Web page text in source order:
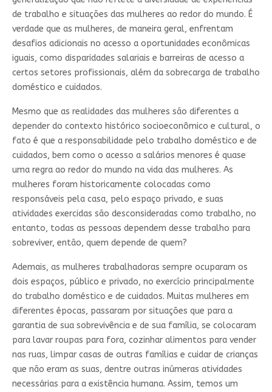
de trabalho e situações das mulheres ao redor do mundo. É
verdade que as mulheres, de maneira geral, enfrentam
desafios adicionais no acesso a oportunidades econômicas
iguais, como disparidades salariais e barreiras de acesso a
certos setores profissionais, além da sobrecarga de trabalho
doméstico e cuidados.
Mesmo que as realidades das mulheres são diferentes a
depender do contexto histórico socioeconômico e cultural, o
fato é que a responsabilidade pelo trabalho doméstico e de
cuidados, bem como o acesso a salários menores é quase
uma regra ao redor do mundo na vida das mulheres. As
mulheres foram historicamente colocadas como
responsáveis pela casa, pelo espaço privado, e suas
atividades exercidas são desconsideradas como trabalho, no
entanto, todas as pessoas dependem desse trabalho para
sobreviver, então, quem depende de quem?
Ademais, as mulheres trabalhadoras sempre ocuparam os
dois espaços, público e privado, no exercício principalmente
do trabalho doméstico e de cuidados. Muitas mulheres em
diferentes épocas, passaram por situações que para a
garantia de sua sobrevivência e de sua família, se colocaram
para lavar roupas para fora, cozinhar alimentos para vender
nas ruas, limpar casas de outras famílias e cuidar de crianças
que não eram as suas, dentre outras inúmeras atividades
necessárias para a existência humana. Assim, temos um